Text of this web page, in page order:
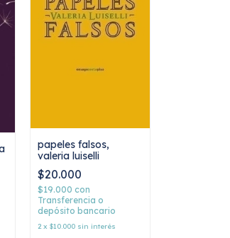
papeles falsos,
valeria luiselli
$20.000
$19.000 con
Transferencia o
depósito bancario
2 x $10.000 sin interés